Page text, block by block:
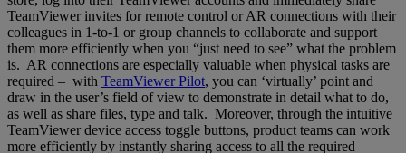
TeamViewer invites for remote control or AR connections with their
colleagues in 1-to-1 or group channels to collaborate and support
them more efficiently when you “just need to see” what the problem
is. AR connections are especially valuable when physical tasks are
required – with TeamViewer Pilot, you can ‘virtually’ point and
draw in the user’s field of view to demonstrate in detail what to do,
as well as share files, type and talk. Moreover, through the intuitive
TeamViewer device access toggle buttons, product teams can work
more efficiently by instantly sharing access to all the required